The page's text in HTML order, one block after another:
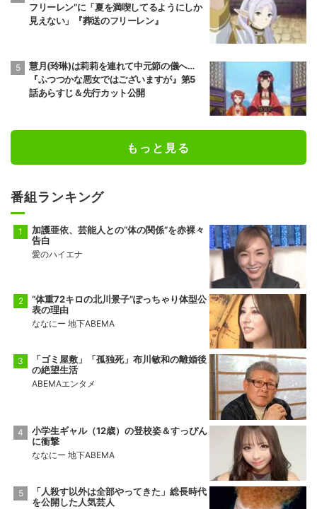
フリーレン”に「夏を満喫してるようにしか
見えない」『葬送のフリーレン』
慧月(玲琳)は莉莉を連れて中元節の儀へ…
『ふつつかな悪女ではございますが』第5
話あらすじ＆先行カット公開
もっと見る
番組ランキング
加護亜依、芸能人との“体の関係”を赤裸々
告白
愛のハイエナ
“体重72キロの北川景子”ぽっちゃり体型公
表の理由
ななにー 地下ABEMA
「ゴミ屋敷」「孤独死」布川敏和の離婚後
の絶望生活
ABEMAエンタメ
小学生ギャル（12歳）の登校姿＆すっぴん
に衝撃
ななにー 地下ABEMA
「人殺す以外は全部やってきた」総長時代
を公開した人気芸人